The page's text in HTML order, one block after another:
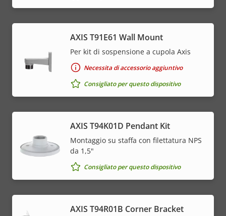
AXIS T91E61 Wall Mount
Per kit di sospensione a cupola Axis
Necessita di accessorio aggiuntivo
Consigliato per questo dispositivo
AXIS T94K01D Pendant Kit
Montaggio su staffa con filettatura NPS
da 1,5"
Consigliato per questo dispositivo
AXIS T94R01B Corner Bracket